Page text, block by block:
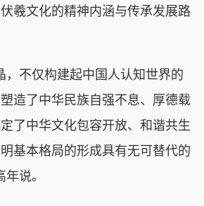
羲文化的精神内涵与传承发展路
不仅构建起中国人认知世界的
造了中华民族自强不息、厚德载
了中华文化包容开放、和谐共生
基本格局的形成具有无可替代的
说。